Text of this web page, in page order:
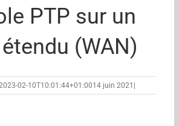
PTP sur un
(WAN)
02-10T10:01:44+01:0014 juin 2021